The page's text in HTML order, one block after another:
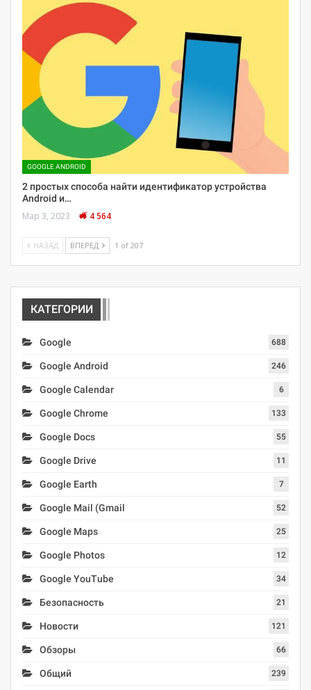
GOOGLE ANDROID
2 простых способа найти идентификатор устройства
Android и…
Мар 3, 2023 4 564
НАЗАД ВПЕРЕД 1 of 207
КАТЕГОРИИ
Google 688
Google Android 246
Google Calendar 6
Google Chrome 133
Google Docs 55
Google Drive 11
Google Earth 7
Google Mail (Gmail 52
Google Maps 25
Google Photos 12
Google YouTube 34
Безопасность 21
Новости 121
Обзоры 66
Общий 239